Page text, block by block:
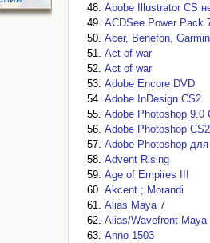
Abobe Illustrator CS
ACDSee Power Pack
Acer, Benefon,
Act of war
Act of war
Adobe Encore DVD
Adobe InDesign CS2
Adobe Photoshop 9.0
Adobe Photoshop CS2
Adobe Photoshop
Advent Rising
Age of Empires III
Akcent ; Morandi
Alias Maya 7
Alias/Wavefront Maya
Anno 1503